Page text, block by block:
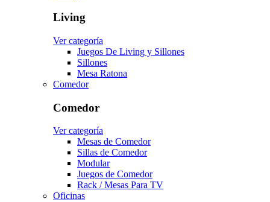
Living
Ver categoría
Juegos De Living y Sillones
Sillones
Mesa Ratona
Comedor
Comedor
Ver categoría
Mesas de Comedor
Sillas de Comedor
Modular
Juegos de Comedor
Rack / Mesas Para TV
Oficinas